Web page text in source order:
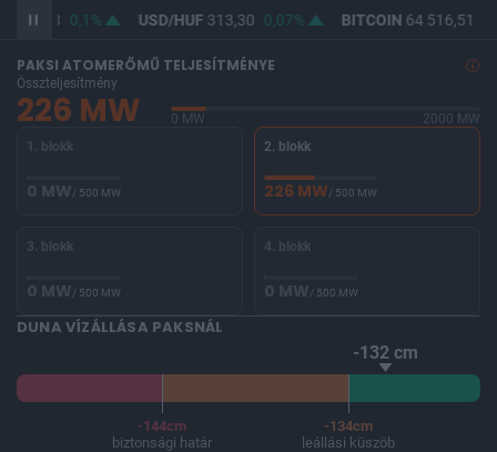
362,08 0,1% USD/HUF313,30 0,07% BITCOIN64 516,51
PAKSI ATOMERŐMŰ TELJESÍTMÉNYE
Összteljesítmény
226 MW 0 MW
2000 MW
1. blokk
0 MW/ 500 MW
2. blokk
226 MW/ 500 MW
3. blokk
0 MW/ 500 MW
4. blokk
0 MW/ 500 MW
DUNA VÍZÁLLÁSA PAKSNÁL
-132 cm
-144cm
biztonsági határ
-134cm
leállási küszöb